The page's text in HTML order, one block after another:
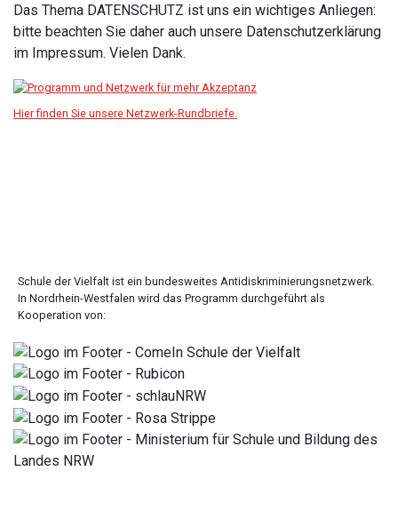
Das Thema DATENSCHUTZ ist uns ein wichtiges Anliegen:
bitte beachten Sie daher auch unsere Datenschutzerklärung
im Impressum. Vielen Dank.
Hier finden Sie unsere Netzwerk-Rundbriefe.
Schule der Vielfalt ist ein bundesweites Antidiskriminierungsnetzwerk.
In Nordrhein-Westfalen wird das Programm durchgeführt als
Kooperation von: